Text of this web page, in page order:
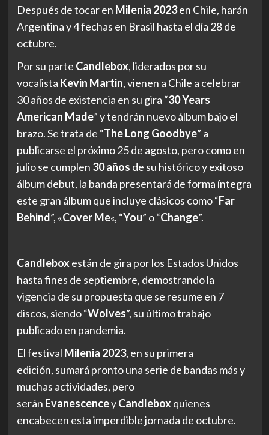
Después de tocar en Milenia 2023en Chile, harán
Argentina y 4 fechas en Brasil hasta el día 28 de
octubre.
Por su parte Candlebox, liderados por su
vocalista Kevin Martin, vienen a Chile a celebrar
30 años de existencia en su gira “30 Years
American Made” y tendrán nuevo álbum bajo el
brazo. Se trata de “The Long Goodbye” a
publicarse el próximo 25 de agosto, pero como en
julio se cumplen 30 años de su histórico y exitoso
álbum debut, la banda presentará de forma íntegra
este gran álbum que incluye clásicos como “Far
Behind”, «Cover Me«, “You” o “Change”.
Candlebox están de gira por los Estados Unidos
hasta fines de septiembre, demostrando la
vigencia de su propuesta que se resume en 7
discos, siendo “Wolves”, su último trabajo
publicado en pandemia.
El festival Milenia 2023, en su primera
edición, sumará pronto una serie de bandas más y
muchas actividades, pero
serán EvanescenceyCandlebox quienes
encabecen esta imperdible jornada de octubre.